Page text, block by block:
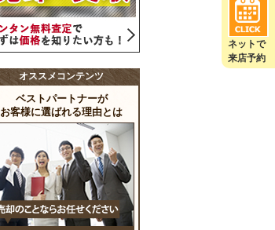
ネットで
来店予約
オススメコンテンツ
ベストパートナーが
お客様に選ばれる理由とは